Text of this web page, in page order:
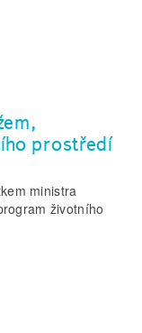
prostředí
ministra
životního